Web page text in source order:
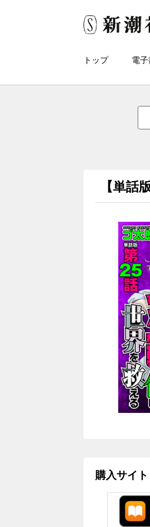
トップ 電
【単
購入サイト